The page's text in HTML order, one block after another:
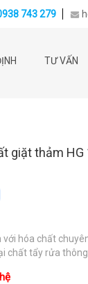
743 279
TƯ VẤN
giặt thảm HG
với hóa chất
chất tẩy rửa thông